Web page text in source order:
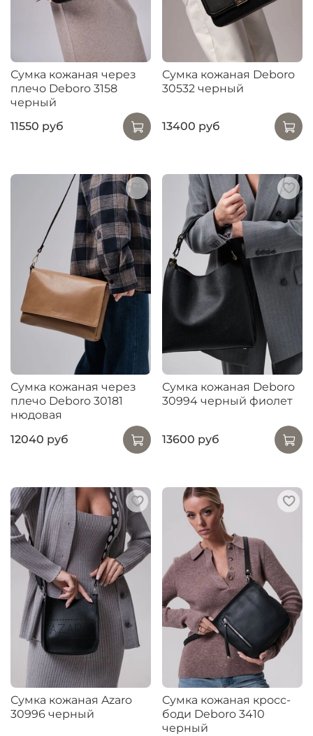
Сумка кожаная через
плечо Deboro 3158
черный
11550 руб
Сумка кожаная Deboro
30532 черный
13400 руб
Сумка кожаная через
плечо Deboro 30181
нюдовая
12040 руб
Сумка кожаная Deboro
30994 черный фиолет
13600 руб
Сумка кожаная Azaro
30996 черный
Сумка кожаная кросс-
боди Deboro 3410
черный